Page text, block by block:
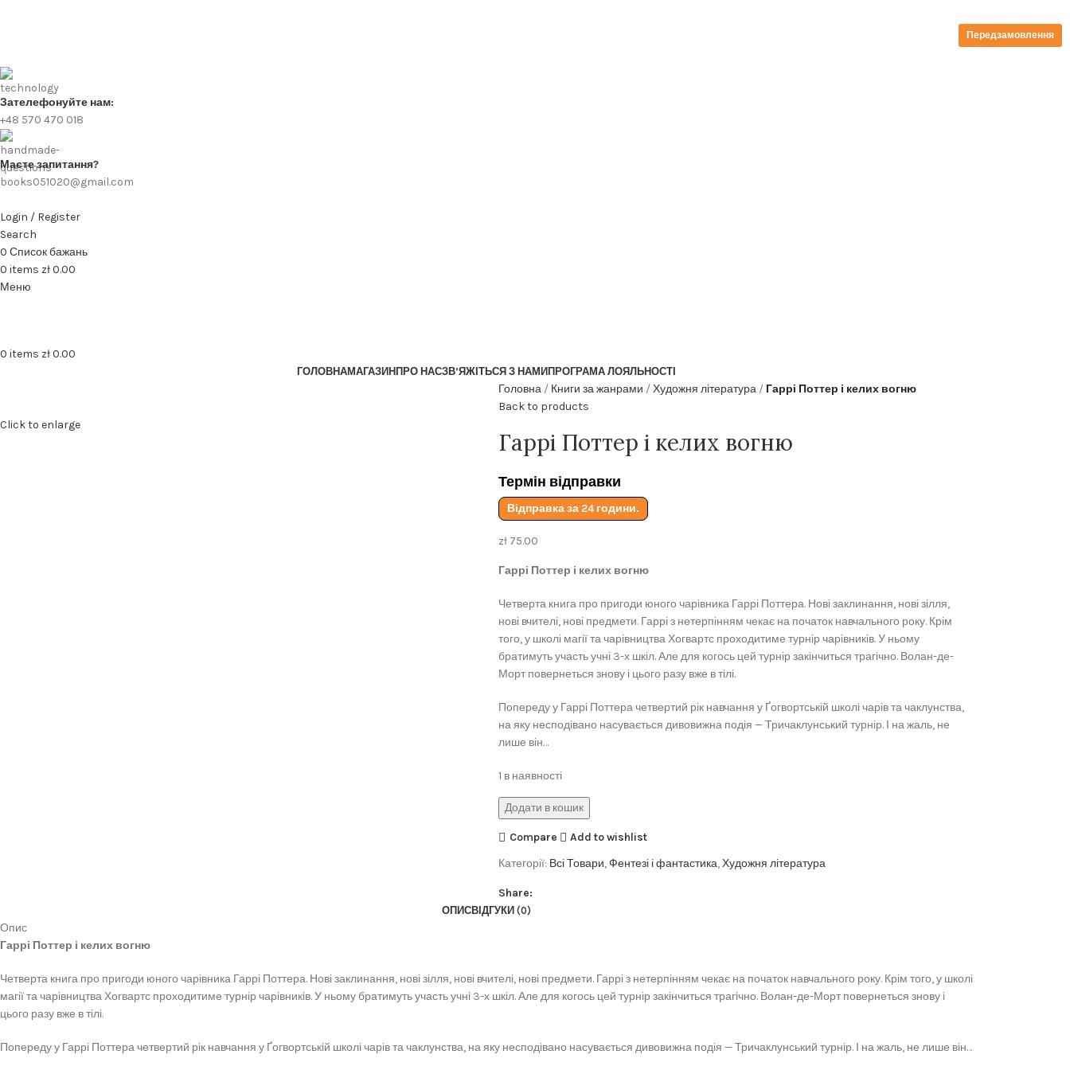
безкоштовна доставка від 199zl
Зателефонуйте нам:
+48 570 470 018
Маєте запитання?
books051020@gmail.com
Login / Register
Search
0 Список бажань
0 items zł0.00
Меню
0 items zł0.00
ГОЛОВНАМАГАЗИН ПРО НАСЗВ’ЯЖІТЬСЯ З НАМИ ПРОГРАМА ЛОЯЛЬНОСТІ
Click to enlarge
Головна Книги за жанрами Художня література
Гаррі Поттер і келих вогню
Back to products
Гаррі Поттер і келих вогню
Термін відправки
Відправка за 24 години.
zł75.00
Гаррі Поттер і келих вогню
Четверта книга про пригоди юного чарівника Гаррі Поттера. Нові заклинання, нові зілля,
нові вчителі, нові предмети. Гаррі з нетерпінням чекає на початок навчального року. Крім
того, у школі магії та чарівництва Хогвартс проходитиме турнір чарівників. У ньому
братимуть участь учні 3-х шкіл. Але для когось цей турнір закінчиться трагічно. Волан-де-
Морт повернеться знову і цього разу вже в тілі.
Попереду у Гаррі Поттера четвертий рік навчання у Ґогвортській школі чарів та чаклунства,
на яку несподівано насувається дивовижна подія — Тричаклунський турнір. І на жаль, не
лише він…
1 в наявності
Додати в кошик
Compare
Add to wishlist
Категорії: Всі Товари,Фентезі і фантастика,Художня література
Share:
ОПИСВІДГУКИ (0)
Опис
Гаррі Поттер і келих вогню
Четверта книга про пригоди юного чарівника Гаррі Поттера. Нові заклинання, нові зілля, нові вчителі, нові предмети. Гаррі з нетерпінням чекає на початок навчального року. Крім того, у школі
магії та чарівництва Хогвартс проходитиме турнір чарівників. У ньому братимуть участь учні 3-х шкіл. Але для когось цей турнір закінчиться трагічно. Волан-де-Морт повернеться знову і
цього разу вже в тілі.
Попереду у Гаррі Поттера четвертий рік навчання у Ґогвортській школі чарів та чаклунства, на яку несподівано насувається дивовижна подія — Тричаклунський турнір. І на жаль, не лише він…
Передзамовлення